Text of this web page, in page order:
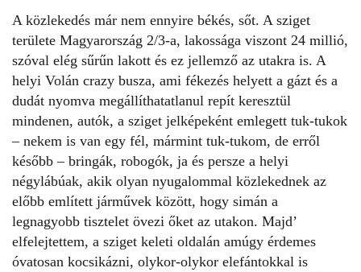
A közlekedés már nem ennyire békés, sőt. A sziget
területe Magyarország 2/3-a, lakossága viszont 24 millió,
szóval elég sűrűn lakott és ez jellemző az utakra is. A
helyi Volán crazy busza, ami fékezés helyett a gázt és a
dudát nyomva megállíthatatlanul repít keresztül
mindenen, autók, a sziget jelképeként emlegett tuk-tukok
– nekem is van egy fél, mármint tuk-tukom, de erről
később – bringák, robogók, ja és persze a helyi
négylábúak, akik olyan nyugalommal közlekednek az
előbb említett járművek között, hogy simán a
legnagyobb tisztelet övezi őket az utakon. Majd’
elfelejtettem, a sziget keleti oldalán amúgy érdemes
óvatosan kocsikázni, olykor-olykor elefántokkal is